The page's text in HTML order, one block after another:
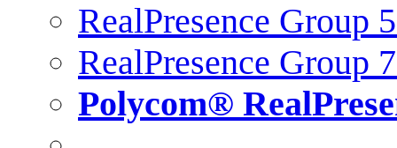
RealPresence Group
RealPresence Group
Polycom®